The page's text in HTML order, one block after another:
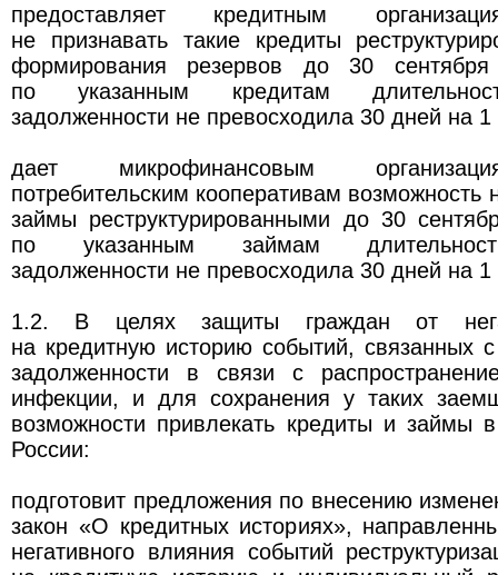
предоставляет кредитным
не признавать такие кредиты
формирования резервов до 30
по указанным кредитам
задолженности не превосходила 30 дней на
дает микрофинансовым
потребительским кооперативам возможность
займы реструктурированными до 30
по указанным займам
задолженности не превосходила 30 дней на
1.2. В целях защиты граждан от
на кредитную историю событий, связанных с
задолженности в связи с
инфекции, и для сохранения у таких
возможности привлекать кредиты и займы
России:
подготовит предложения по внесению
закон «О кредитных историях»,
негативного влияния событий